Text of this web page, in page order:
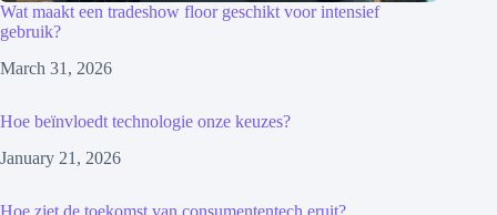
Wat maakt een tradeshow floor geschikt voor intensief
gebruik?
March 31, 2026
Hoe beïnvloedt technologie onze keuzes?
January 21, 2026
Hoe ziet de toekomst van consumententech eruit?